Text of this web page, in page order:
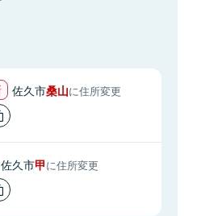
佐久市桑山に住所変更
佐久市甲に住所変更